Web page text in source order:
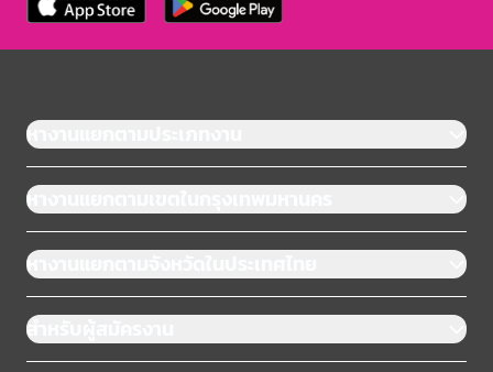
หางานแยกตามประเภทงาน
หางานแยกตามเขตในกรุงเทพมหานคร
หางานแยกตามจังหวัดในประเทศไทย
สำหรับผู้สมัครงาน